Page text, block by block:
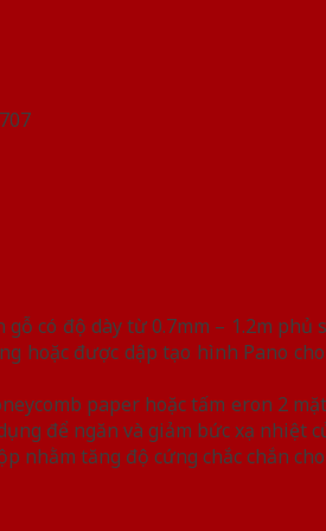
có độ dày từ 0.7mm – 1.2m phủ
hoặc được dập tạo hình Pano
paper hoặc tấm eron 2
để ngăn và giảm bức xạ nhiệt
tăng độ cứng chắc chắn cho